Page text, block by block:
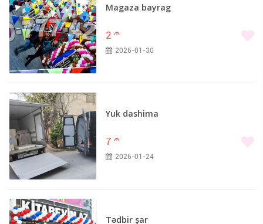
Babək (1)
Balakən (1)
Lənkəran (1)
Şabran (1)
Siyəzən (1)
Tovuz (1)
Zaqatala (1)
Magaza bayrag
2 m
2026-01-30
Yuk dashima
7 m
2026-01-24
Tədbir şar